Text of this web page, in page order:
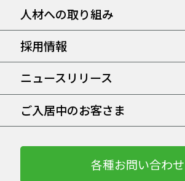
各種お問い合わせ
人材への取り組み
採用情報
ニュースリリース
ご入居中のお客さま